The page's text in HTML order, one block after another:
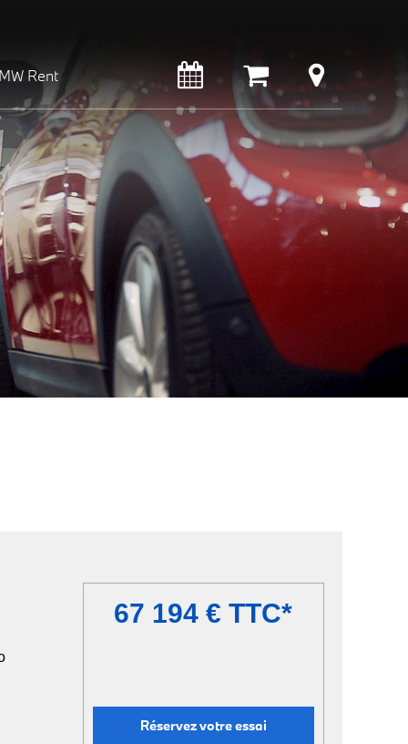
Rent
67 194 € TTC*
Réservez votre essai